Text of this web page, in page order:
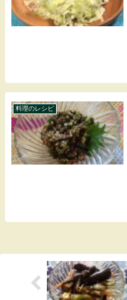
料理のレシピ